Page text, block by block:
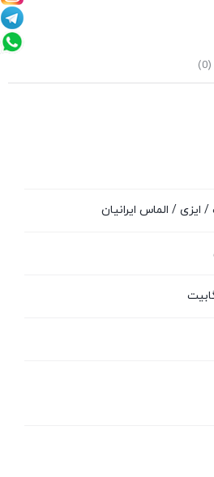
ایزی / الماس ایرانیان